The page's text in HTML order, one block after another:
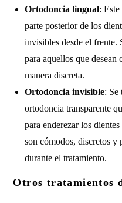
Ortodoncia lingual:
parte posterior de los
invisibles desde el frente.
para aquellos que
manera discreta.
Ortodoncia invisible: Se
ortodoncia transparente
para enderezar los
son cómodos, discretos y
durante el tratamiento.
Otros tratamientos